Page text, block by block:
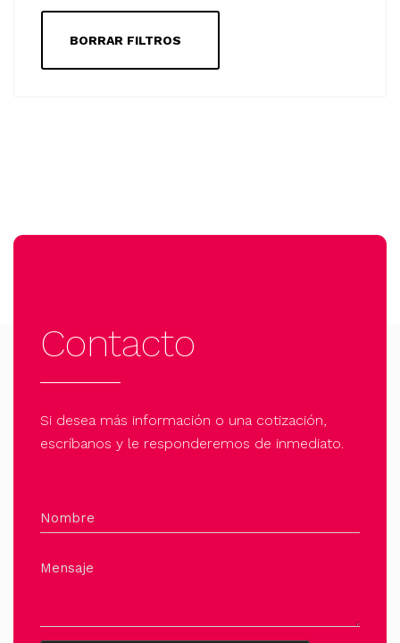
BORRAR FILTROS
Contacto
Si desea más información o una cotización,
escríbanos y le responderemos de inmediato.
Nombre
Mensaje